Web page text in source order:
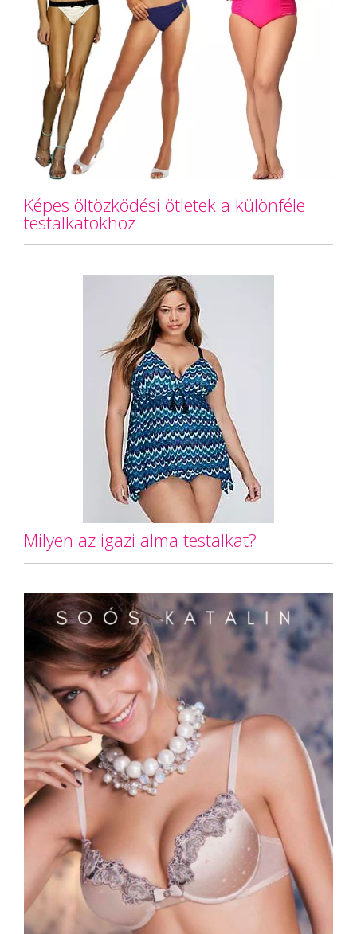
Képes öltözködési ötletek a különféle
testalkatokhoz
Milyen az igazi alma testalkat?